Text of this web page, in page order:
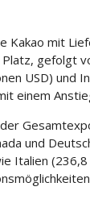
Kakao mit
gefolgt
USD) und
einem
und
Italien